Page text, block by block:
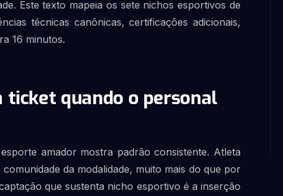
Este texto mapeia os sete nichos esportivos de
técnicas canônicas, certificações adicionais,
16 minutos.
quando o personal
amador mostra padrão consistente. Atleta
da modalidade, muito mais do que por
que sustenta nicho esportivo é a inserção